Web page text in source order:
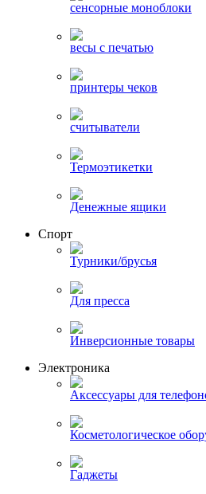
сенсорные моноблоки
весы с печатью
принтеры чеков
считыватели
Термоэтикетки
Денежные ящики
Спорт
Турники/брусья
Для пресса
Инверсионные товары
Электроника
Аксессуары для
Косметологическое
Гаджеты